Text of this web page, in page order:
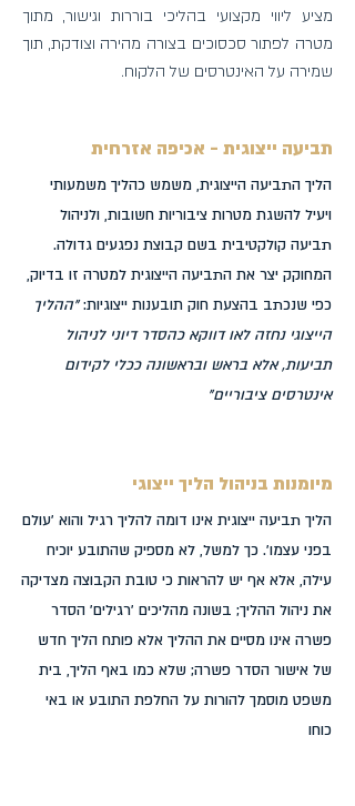
מציע ליווי מקצועי בהליכי בוררות וגישור, מתוך
מטרה לפתור סכסוכים בצורה מהירה וצודקת, תוך
שמירה על האינטרסים של הלקוח.
תביעה ייצוגית - אכיפה אזרחית
הליך התביעה הייצוגית, משמש כהליך משמעותי
ויעיל להשגת מטרות ציבוריות חשובות, ולניהול
תביעה קולקטיבית בשם קבוצת נפגעים גדולה.
המחוקק יצר את התביעה הייצוגית למטרה זו בדיוק,
כפי שנכתב בהצעת חוק תובענות ייצוגיות:"ההליך
הייצוגי נחזה לאו דווקא כהסדר דיוני לניהול
תביעות, אלא בראש ובראשונה ככלי לקידום
אינטרסים ציבוריים"
מיומנות בניהול הליך ייצוגי
הליך תביעה ייצוגית אינו דומה להליך רגיל והוא 'עולם
בפני עצמו'. כך למשל, לא מספיק שהתובע יוכיח
עילה, אלא אף יש להראות כי טובת הקבוצה מצדיקה
את ניהול ההליך; בשונה מהליכים 'רגילים' הסדר
פשרה אינו מסיים את ההליך אלא פותח הליך חדש
של אישור הסדר פשרה; שלא כמו באף הליך, בית
משפט מוסמך להורות על החלפת התובע או באי
כוחו